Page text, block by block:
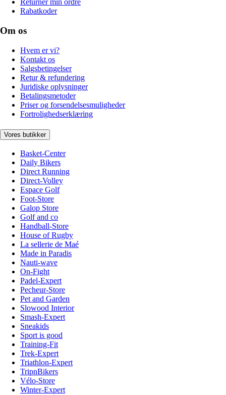
Returnér min ordre
Rabatkoder
Om os
Hvem er vi?
Kontakt os
Salgsbetingelser
Retur & refundering
Juridiske oplysninger
Betalingsmetoder
Priser og forsendelsesmuligheder
Fortrolighedserklæring
Vores butikker
Basket-Center
Daily Bikers
Direct Running
Direct-Volley
Espace Golf
Foot-Store
Galop Store
Golf and co
Handball-Store
House of Rugby
La sellerie de Maé
Made in Paradis
Nauti-wave
On-Fight
Padel-Expert
Pecheur-Store
Pet and Garden
Slowood Interior
Smash-Expert
Sneakids
Sport is good
Training-Fit
Trek-Expert
Triathlon-Expert
TripnBikers
Vélo-Store
Winter-Expert